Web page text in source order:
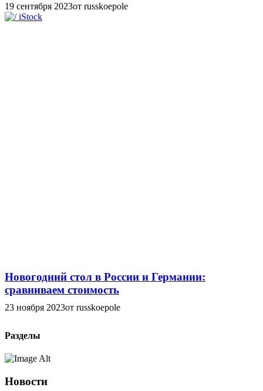
19 сентября 2023от russkoepole
Новогодний стол в России и Германии:
сравниваем стоимость
23 ноября 2023от russkoepole
Разделы
Новости